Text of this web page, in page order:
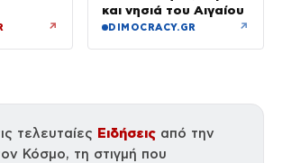
↗
και νησιά του Αιγαίου
DIMOCRACY.GR ↗
τελευταίες Ειδήσεις από την
Κόσμο, τη στιγμή που